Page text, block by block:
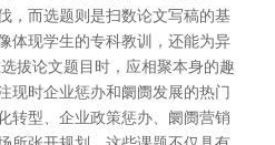
，而选题则是扫数论文写稿的基
体现学生的专科教训，还能为异
拔论文题目时，应相聚本身的趣
现时企业惩办和阛阓发展的热门
转型、企业政策惩办、阛阓营销